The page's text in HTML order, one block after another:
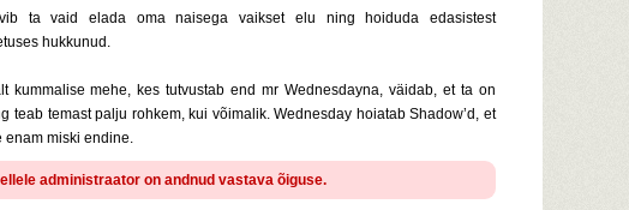
ta vaid elada oma naisega vaikset elu ning hoiduda edasistest
hukkunud.
mehe, kes tutvustab end mr Wednesdayna, väidab, et ta on
temast palju rohkem, kui võimalik. Wednesday hoiatab Shadow’d, et
enam miski endine.
administraator on andnud vastava õiguse.